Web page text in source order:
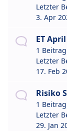
Letzter
3. Apr
ET
1 Beitrag
Letzter
17. Feb
Risiko
1 Beitrag
Letzter
29. Jan